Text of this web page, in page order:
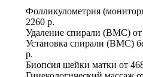
Фолликулометрия
2260 р.
Удаление спирали (ВМС) от
Установка спирали (ВМС)
р.
Биопсия шейки матки от